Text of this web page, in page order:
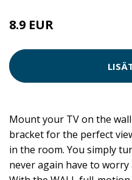
8.9 EUR
Mount your TV on the
bracket for the perfect
in the room. You simply
never again have to